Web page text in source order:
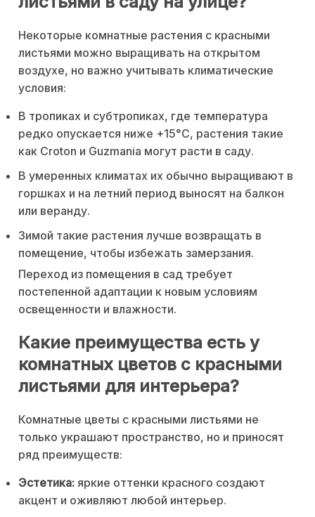
Некоторые комнатные растения с красными
листьями можно выращивать на открытом
воздухе, но важно учитывать климатические
условия:
В тропиках и субтропиках, где температура
редко опускается ниже +15°C, растения такие
как Croton и Guzmania могут расти в саду.
В умеренных климатах их обычно выращивают в
горшках и на летний период выносят на балкон
или веранду.
Зимой такие растения лучше возвращать в
помещение, чтобы избежать замерзания.
Переход из помещения в сад требует
постепенной адаптации к новым условиям
освещенности и влажности.
Какие преимущества есть у
комнатных цветов с красными
листьями для интерьера?
Комнатные цветы с красными листьями не
только украшают пространство, но и приносят
ряд преимуществ:
Эстетика: яркие оттенки красного создают
акцент и оживляют любой интерьер.